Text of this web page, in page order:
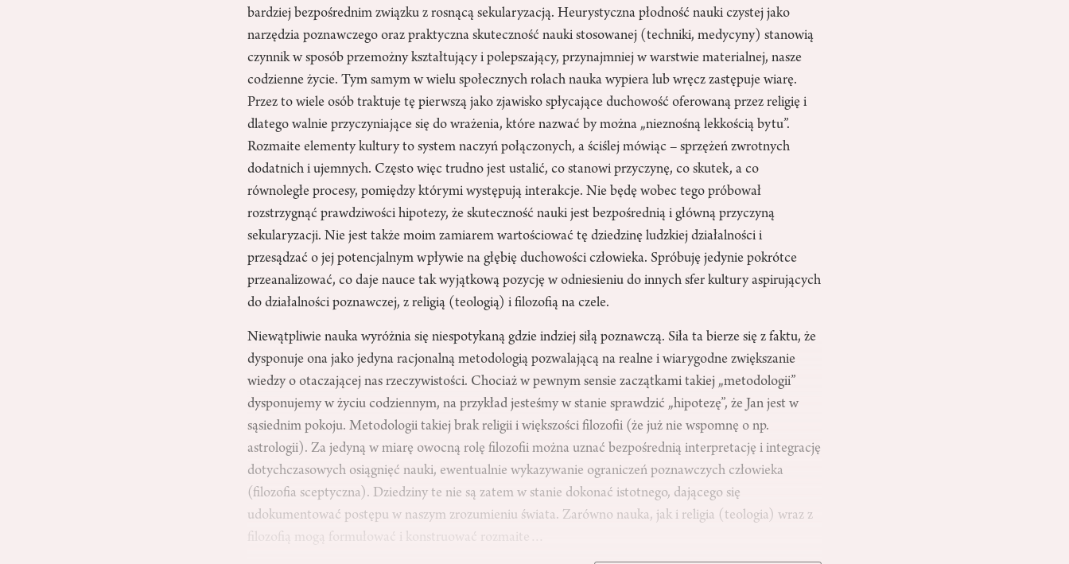
bardziej bezpośrednim związku z rosnącą sekularyzacją. Heurystyczna płodność nauki czystej jako
narzędzia poznawczego oraz praktyczna skuteczność nauki stosowanej (techniki, medycyny) stanowią
czynnik w sposób przemożny kształtujący i polepszający, przynajmniej w warstwie materialnej, nasze
codzienne życie. Tym samym w wielu społecznych rolach nauka wypiera lub wręcz zastępuje wiarę.
Przez to wiele osób traktuje tę pierwszą jako zjawisko spłycające duchowość oferowaną przez religię i
dlatego walnie przyczyniające się do wrażenia, które nazwać by można „nieznośną lekkością bytu”.
Rozmaite elementy kultury to system naczyń połączonych, a ściślej mówiąc – sprzężeń zwrotnych
dodatnich i ujemnych. Często więc trudno jest ustalić, co stanowi przyczynę, co skutek, a co
równoległe procesy, pomiędzy którymi występują interakcje. Nie będę wobec tego próbował
rozstrzygnąć prawdziwości hipotezy, że skuteczność nauki jest bezpośrednią i główną przyczyną
sekularyzacji. Nie jest także moim zamiarem wartościować tę dziedzinę ludzkiej działalności i
przesądzać o jej potencjalnym wpływie na głębię duchowości człowieka. Spróbuję jedynie pokrótce
przeanalizować, co daje nauce tak wyjątkową pozycję w odniesieniu do innych sfer kultury aspirujących
do działalności poznawczej, z religią (teologią) i filozofią na czele.
Niewątpliwie nauka wyróżnia się niespotykaną gdzie indziej siłą poznawczą. Siła ta bierze się z faktu, że
dysponuje ona jako jedyna racjonalną metodologią pozwalającą na realne i wiarygodne zwiększanie
wiedzy o otaczającej nas rzeczywistości. Chociaż w pewnym sensie zaczątkami takiej „metodologii”
dysponujemy w życiu codziennym, na przykład jesteśmy w stanie sprawdzić „hipotezę”, że Jan jest w
sąsiednim pokoju. Metodologii takiej brak religii i większości filozofii (że już nie wspomnę o np.
astrologii). Za jedyną w miarę owocną rolę filozofii można uznać bezpośrednią interpretację i integrację
dotychczasowych osiągnięć nauki, ewentualnie wykazywanie ograniczeń poznawczych człowieka
(filozofia sceptyczna). Dziedziny te nie są zatem w stanie dokonać istotnego, dającego się
udokumentować postępu w naszym zrozumieniu świata. Zarówno nauka, jak i religia (teologia) wraz z
filozofią mogą formułować i konstruować rozmaite…